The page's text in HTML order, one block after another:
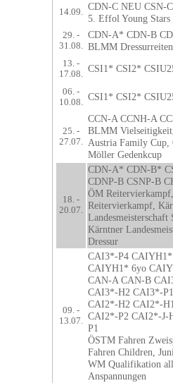
14.09. CDN-C NEU CSN-
5. Effol Young Stars
29. -
31.08.
CDN-A* CDN-B
BLMM Dressurreiten
13. -
17.08. CSI1* CSI2*
06. -
10.08. CSI1* CSI2*
25. -
27.07.
CCN-A CCNH-A
BLMM
Austria Family Cup,
Möller Gedenkcup
18. -
20.07.
CDN-A* CDN-B*
CDNP-B CSNP-B
ÖM
Reitervierkampf,
Landesmeisterschaft
Kärntner
Dressur
09. -
13.07.
CAI3*-P4
CAIYH1* 6yo
CAN-A CAN-B
CAI3*-H2 CAI3*-
CAI2*-H2 CAI2*-
CAI2*-P2 CAI2*-J-
P1
ÖSTM Fahren
Fahren Children,
WM Qualifikation
Anspannungen